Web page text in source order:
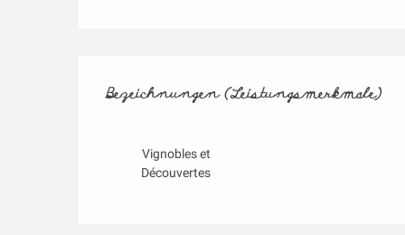
Bezeichnungen (Leistungsmerkmale)
Bezeichnungen (Leistungsmerkmale)
Vignobles et
Découvertes